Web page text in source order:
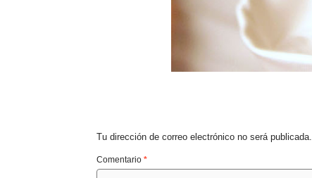
Tu dirección de correo electrónico no será publicada.
Comentario *